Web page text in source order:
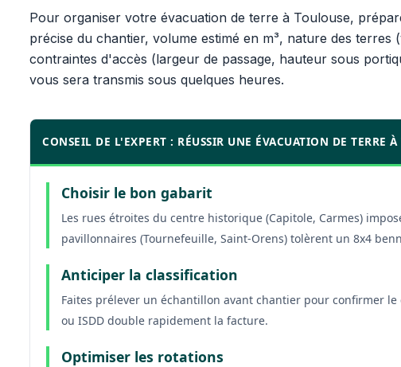
Pour organiser votre évacuation de terre à Toulouse,
précise du chantier, volume estimé en m³, nature des terres
contraintes d'accès (largeur de passage, hauteur sous
vous sera transmis sous quelques heures.
CONSEIL DE L'EXPERT : RÉUSSIR UNE ÉVACUATION DE TERRE À
Choisir le bon gabarit
Les rues étroites du centre historique (Capitole, Carmes)
pavillonnaires (Tournefeuille, Saint-Orens) tolèrent un 8x4
Anticiper la classification
Faites prélever un échantillon avant chantier pour confirmer le
ou ISDD double rapidement la facture.
Optimiser les rotations